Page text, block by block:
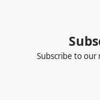
Subscribe to